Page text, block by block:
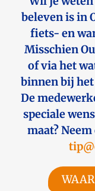
beleven is in
fiets- en
Misschien
of via het
binnen bij
De
speciale
maat?